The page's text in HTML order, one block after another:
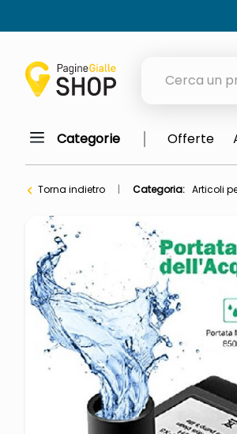
orologio
porta tv
elenco
ombrelloni
lucidatrice
italia
pattumiera
elenco
Categorie Offerte
Torna indietro Categoria: Articoli